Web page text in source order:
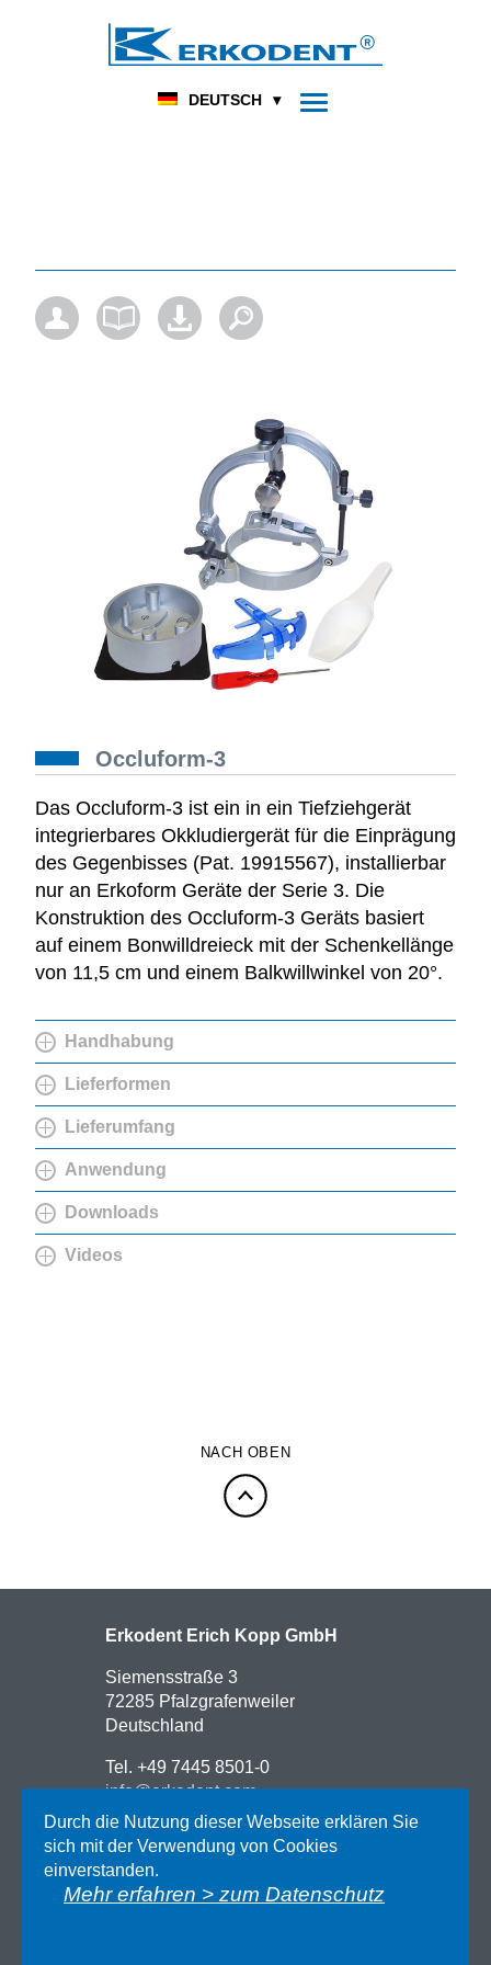
DEUTSCH
DENTAL FUSSORTHOPÄDIE
HOME PRODUKT
Occluform-3
Das Occluform-3 ist ein in ein Tiefziehgerät
integrierbares Okkludiergerät für die Einprägung
des Gegenbisses (Pat. 19915567), installierbar
nur an Erkoform Geräte der Serie 3. Die
Konstruktion des Occluform-3 Geräts basiert
auf einem Bonwilldreieck mit der Schenkellänge
von 11,5 cm und einem Balkwillwinkel von 20°.
Handhabung
Lieferformen
Lieferumfang
Anwendung
Downloads
Videos
NACH OBEN
Erkodent Erich Kopp GmbH
Siemensstraße 3
72285 Pfalzgrafenweiler
Deutschland
Tel. +49 7445 8501-0
info@erkodent.com
Kontakt
Anfahrt
Impressum
Datenschutz
Durch die Nutzung dieser Webseite erklären Sie
sich mit der Verwendung von Cookies
einverstanden.
Mehr erfahren > zum Datenschutz